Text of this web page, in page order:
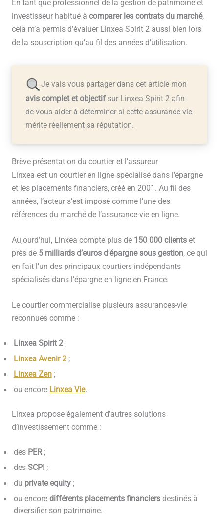
En tant que professionnel de la gestion de patrimoine et
investisseur habitué à comparer les contrats du marché,
cela m’a permis d’évaluer Linxea Spirit 2 aussi bien lors
de la souscription qu’au fil des années d’utilisation.
Je vais vous partager dans cet article mon
avis complet et objectifsur Linxea Spirit 2 afin
de vous aider à déterminer si cette assurance-vie
mérite réellement sa réputation.
Brève présentation du courtier et l’assureur
Linxea est un courtier en ligne spécialisé dans l’épargne
et les placements financiers, créé en 2001. Au fil des
années, l’acteur s’est imposé comme l’une des
références du marché de l’assurance-vie en ligne.
Aujourd’hui, Linxea compte plus de 150 000 clientset
près de 5 milliards d’euros d’épargne sous gestion, ce qui
en fait l’un des principaux courtiers indépendants
spécialisés dans l’épargne en ligne en France.
Le courtier commercialise plusieurs assurances-vie
reconnues comme :
Linxea Spirit 2;
Linxea Avenir 2;
Linxea Zen;
ou encore Linxea Vie.
Linxea propose également d’autres solutions
d’investissement comme :
des PER;
des SCPI ;
du private equity;
ou encore différents placements financiersdestinés à
diversifier son patrimoine.